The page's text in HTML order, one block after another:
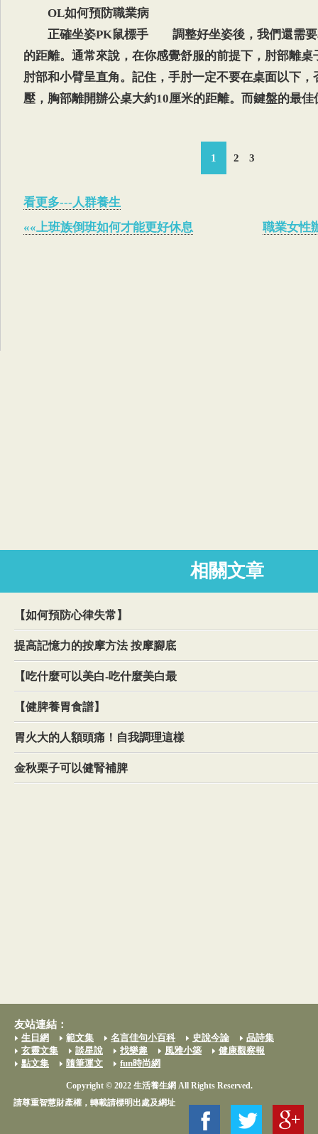
OL如何預防職業病
正確坐姿PK鼠標手 調整好坐姿後，我們還需要
的距離。通常來說，在你感覺舒服的前提下，肘部離桌
肘部和小臂呈直角。記住，手肘一定不要在桌面以下，
壓，胸部離開辦公桌大約10厘米的距離。而鍵盤的最佳
1 2 3
看更多---人群養生
««上班族倒班如何才能更好休息
職業女性
相關文章
【如何預防心律失常】
提高記憶力的按摩方法 按摩腳底
【吃什麼可以美白-吃什麼美白最
【健脾養胃食譜】
胃火大的人額頭痛！自我調理這樣
金秋栗子可以健腎補脾
友站連結：
生日網 範文集 名言佳句小百科 史說今論
品詩集
玄靈文集
談星說 找樂趣 風雅小築
健康觀察報
點文集
隨筆運文 fun時尚網
Copyright © 2022 生活養生網 All Rights Reserved.
請尊重智慧財產權，轉載請標明出處及網址